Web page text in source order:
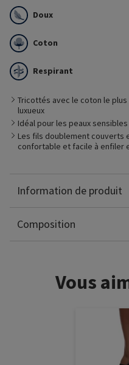
Doux
Coton
Respirant
Tricottés avec le coton le
luxueux
Idéal pour les peaux sensibles
Les fils doublement
confortable et facile à enfiler
Information de produit
Adapté pour
– La gestion des
Composition
Élasthanne: 11%
Coton Supima®: 7%
Vous